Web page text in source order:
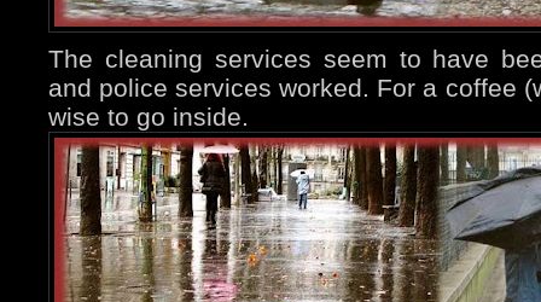
The cleaning services seem to have
and police services worked. For a coffee
wise to go inside.